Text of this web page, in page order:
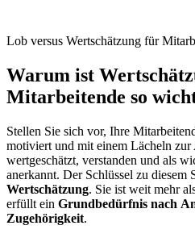
Lob versus Wertschätzung für
Warum ist
Mitarbeitende so
Stellen Sie sich vor, Ihre
motiviert und mit einem Lächeln
wertgeschätzt, verstanden und als
anerkannt. Der Schlüssel zu diesem
Wertschätzung. Sie ist weit mehr
erfüllt ein Grundbedürfnis nach
Zugehörigkeit.